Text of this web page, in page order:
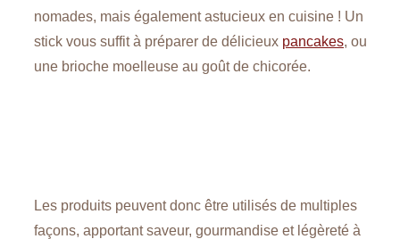
nomades, mais également astucieux en cuisine ! Un
stick vous suffit à préparer de délicieux pancakes, ou
une brioche moelleuse au goût de chicorée.
Les produits peuvent donc être utilisés de multiples
façons, apportant saveur, gourmandise et légèreté à